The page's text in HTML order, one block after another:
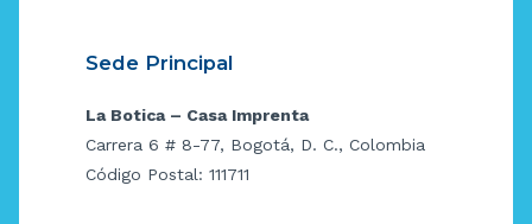
Sede Principal
La Botica – Casa Imprenta
Carrera 6 # 8-77, Bogotá, D. C., Colombia
Código Postal: 111711